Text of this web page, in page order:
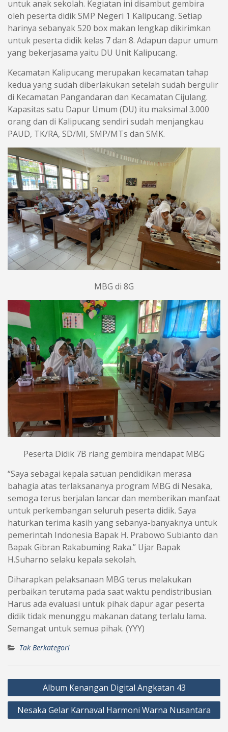
untuk anak sekolah. Kegiatan ini disambut gembira
oleh peserta didik SMP Negeri 1 Kalipucang. Setiap
harinya sebanyak 520 box makan lengkap dikirimkan
untuk peserta didik kelas 7 dan 8. Adapun dapur umum
yang bekerjasama yaitu DU Unit Kalipucang.
Kecamatan Kalipucang merupakan kecamatan tahap
kedua yang sudah diberlakukan setelah sudah bergulir
di Kecamatan Pangandaran dan Kecamatan Cijulang.
Kapasitas satu Dapur Umum (DU) itu maksimal 3.000
orang dan di Kalipucang sendiri sudah menjangkau
PAUD, TK/RA, SD/MI, SMP/MTs dan SMK.
MBG di 8G
Peserta Didik 7B riang gembira mendapat MBG
“Saya sebagai kepala satuan pendidikan merasa
bahagia atas terlaksananya program MBG di Nesaka,
semoga terus berjalan lancar dan memberikan manfaat
untuk perkembangan seluruh peserta didik. Saya
haturkan terima kasih yang sebanya-banyaknya untuk
pemerintah Indonesia Bapak H. Prabowo Subianto dan
Bapak Gibran Rakabuming Raka.” Ujar Bapak
H.Suharno selaku kepala sekolah.
Diharapkan pelaksanaan MBG terus melakukan
perbaikan terutama pada saat waktu pendistribusian.
Harus ada evaluasi untuk pihak dapur agar peserta
didik tidak menunggu makanan datang terlalu lama.
Semangat untuk semua pihak. (YYY)
Tak Berkategori
Navigasi
pos
Album Kenangan Digital Angkatan 43
Nesaka Gelar Karnaval Harmoni Warna Nusantara